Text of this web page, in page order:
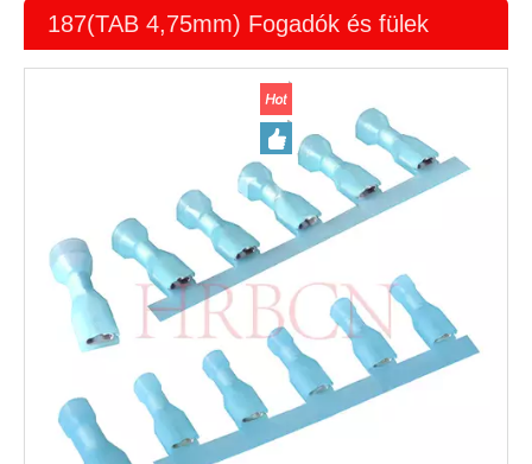
187(TAB 4,75mm) Fogadók és fülek